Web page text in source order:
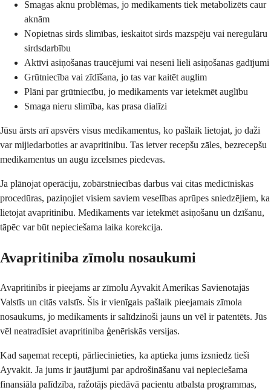
Smagas aknu problēmas, jo medikaments tiek metabolizēts caur
aknām
Nopietnas sirds slimības, ieskaitot sirds mazspēju vai neregulāru
sirdsdarbību
Aktīvi asiņošanas traucējumi vai neseni lieli asiņošanas gadījumi
Grūtniecība vai zīdīšana, jo tas var kaitēt auglim
Plāni par grūtniecību, jo medikaments var ietekmēt auglību
Smaga nieru slimība, kas prasa dialīzi
Jūsu ārsts arī apsvērs visus medikamentus, ko pašlaik lietojat, jo daži
var mijiedarboties ar avapritinibu. Tas ietver recepšu zāles, bezrecepšu
medikamentus un augu izcelsmes piedevas.
Ja plānojat operāciju, zobārstniecības darbus vai citas medicīniskas
procedūras, paziņojiet visiem saviem veselības aprūpes sniedzējiem, ka
lietojat avapritinibu. Medikaments var ietekmēt asiņošanu un dzīšanu,
tāpēc var būt nepieciešama laika korekcija.
Avapritiniba zīmolu nosaukumi
Avapritinibs ir pieejams ar zīmolu Ayvakit Amerikas Savienotajās
Valstīs un citās valstīs. Šis ir vienīgais pašlaik pieejamais zīmola
nosaukums, jo medikaments ir salīdzinoši jauns un vēl ir patentēts. Jūs
vēl neatradīsiet avapritiniba ģenēriskās versijas.
Kad saņemat recepti, pārliecinieties, ka aptieka jums izsniedz tieši
Ayvakit. Ja jums ir jautājumi par apdrošināšanu vai nepieciešama
finansiāla palīdzība, ražotājs piedāvā pacientu atbalsta programmas,